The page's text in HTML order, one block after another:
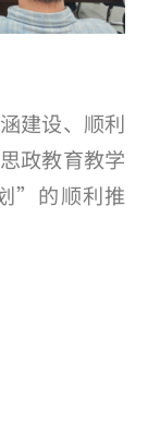
建设、顺利
政教育教学
”的顺利推